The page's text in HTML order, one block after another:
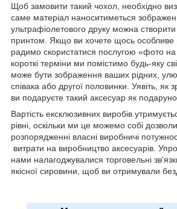
Щоб замовити такий чохол, необхідно
саме матеріал наноситиметься
ультрафіолетового друку можна створити
принтом. Якщо ви хочете щось особливе
радимо скористатися послугою «фото
короткі терміни ми помістимо будь-яку
може бути зображення ваших рідних,
співака або другої половинки. Уявіть, як
ви подаруєте такий аксесуар як
Вартість ексклюзивних виробів
рівні, оскільки ми це можемо собі
розпорядженні власні виробничі
витрати на виробництво аксесуарів.
нами налагоджувалися торговельні
якісної сировини, щоб ви отримували